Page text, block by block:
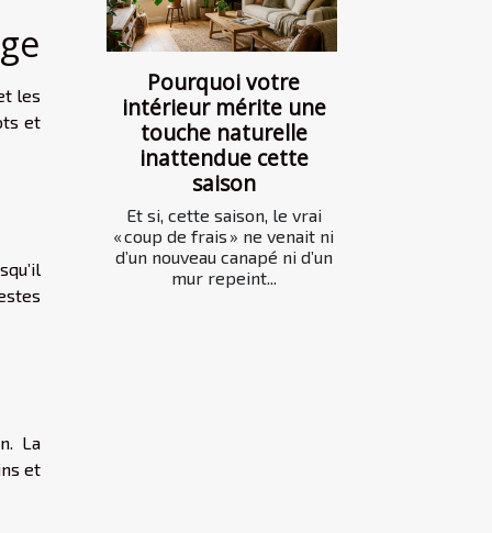
les
et
La
et
Pourquoi votre
intérieur mérite une
touche naturelle
inattendue cette
saison
Et si, cette saison, le vrai
« coup de frais » ne venait ni
d’un nouveau canapé ni d’un
mur repeint...